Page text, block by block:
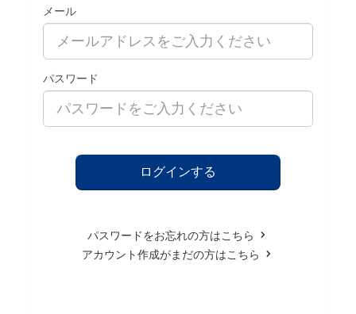
メール
パスワード
パスワードをお忘れの方はこちら
アカウント作成がまだの方はこちら